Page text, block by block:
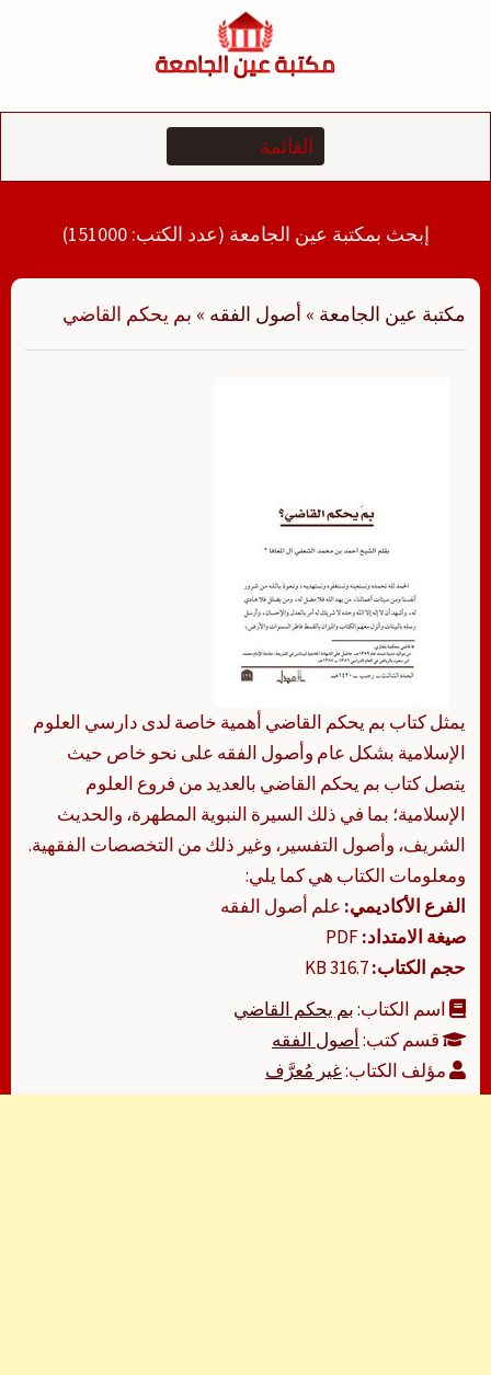
إبحث بمكتبة عين الجامعة (عدد الكتب: 151000)
مكتبة عين الجامعة » أصول الفقه » بم يحكم القاضي
يمثل كتاب بم يحكم القاضي أهمية خاصة لدى دارسي العلوم
الإسلامية بشكل عام وأصول الفقه على نحو خاص حيث
يتصل كتاب بم يحكم القاضي بالعديد من فروع العلوم
الإسلامية؛ بما في ذلك السيرة النبوية المطهرة، والحديث
الشريف، وأصول التفسير، وغير ذلك من التخصصات الفقهية.
ومعلومات الكتاب هي كما يلي:
الفرع الأكاديمي: علم أصول الفقه
صيغة الامتداد:
حجم الكتاب:
اسم الكتاب:بم يحكم القاضي
قسم كتب:أصول الفقه
مؤلف الكتاب:غير مُعرَّف